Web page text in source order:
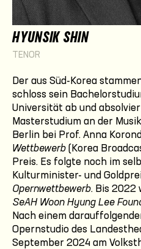
HYUNSIK SHIN
TENOR
Der aus Süd-Korea
schloss sein
Universität ab und
Masterstudium an der
Berlin bei Prof. Anna
Wettbewerb (Korea
Preis. Es folgte noch im
Kulturminister- und
Opernwettbewerb. Bis 2022
SeAH Woon Hyung Lee
Nach einem
Opernstudio des
September 2024 am